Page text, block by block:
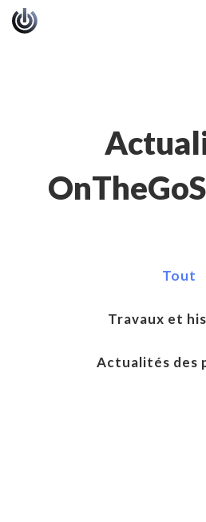
Tout
Travaux et
Actualités des